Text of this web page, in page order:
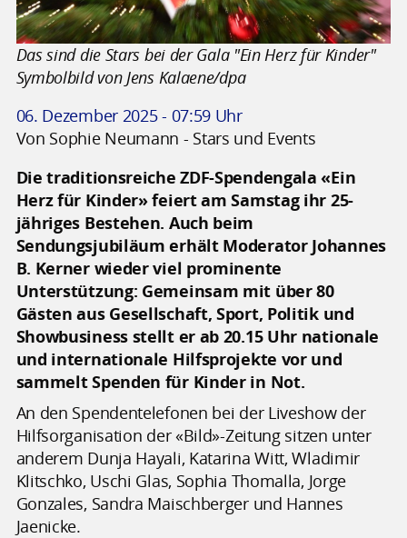
Das sind die Stars bei der Gala "Ein Herz für Kinder"
Symbolbild von Jens Kalaene/dpa
06. Dezember 2025 - 07:59 Uhr
Von Sophie Neumann - Stars und Events
Die traditionsreiche ZDF-Spendengala «Ein
Herz für Kinder» feiert am Samstag ihr 25-
jähriges Bestehen. Auch beim
Sendungsjubiläum erhält Moderator Johannes
B. Kerner wieder viel prominente
Unterstützung: Gemeinsam mit über 80
Gästen aus Gesellschaft, Sport, Politik und
Showbusiness stellt er ab 20.15 Uhr nationale
und internationale Hilfsprojekte vor und
sammelt Spenden für Kinder in Not.
An den Spendentelefonen bei der Liveshow der
Hilfsorganisation der «Bild»-Zeitung sitzen unter
anderem Dunja Hayali, Katarina Witt, Wladimir
Klitschko, Uschi Glas, Sophia Thomalla, Jorge
Gonzales, Sandra Maischberger und Hannes
Jaenicke.